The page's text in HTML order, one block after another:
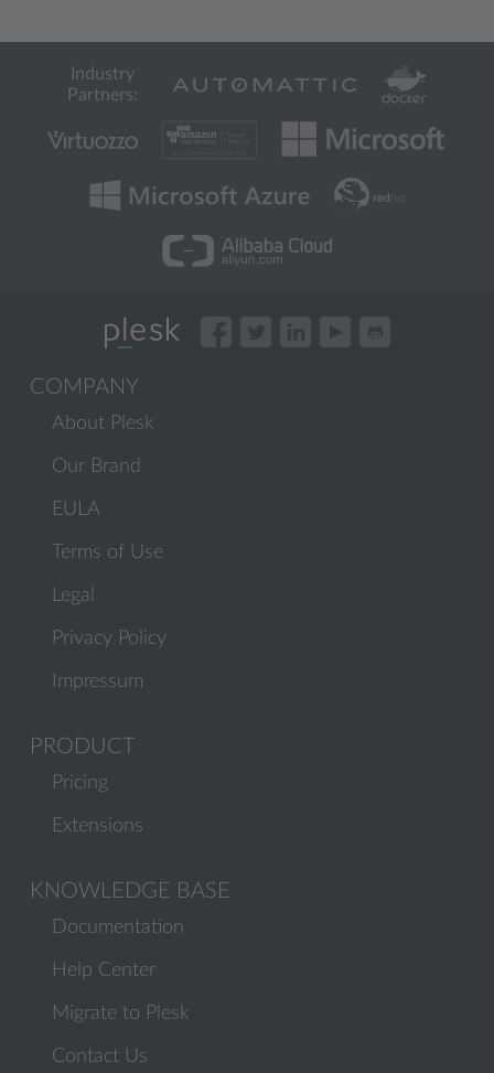
Industry
Partners:
COMPANY
About Plesk
Our Brand
EULA
Terms of Use
Legal
Privacy Policy
Impressum
PRODUCT
Pricing
Extensions
KNOWLEDGE BASE
Documentation
Help Center
Migrate to Plesk
Contact Us